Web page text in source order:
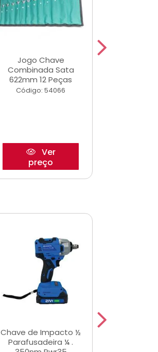
Jogo Chave
Combinada Sata
622mm 12 Peças
Código: 54066
Ver
preço
Chave de Impacto ½
Parafusadeira ¼ .